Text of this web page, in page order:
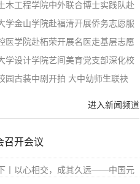
木工程学院中外联合博士实践队赴
学金山学院赴福清开展侨务志愿服
医学院赴柘荣开展名医走基层志愿
学设计学院艺间美育党支部深化校
园古装中剧开拍 大中幼师生联袂
进入新闻频道
召开会议
丨以心相交，成其久远——中国元